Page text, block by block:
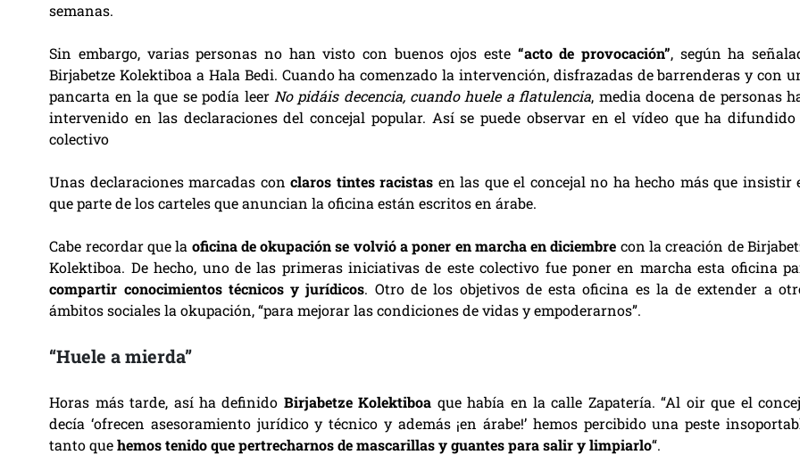
semanas.
Sin embargo, varias personas no han visto con buenos ojos este “acto de provocación”, según ha
Birjabetze Kolektiboa a Hala Bedi. Cuando ha comenzado la intervención, disfrazadas de barrenderas y con
pancarta en la que se podía leer No pidáis decencia, cuando huele a flatulencia, media docena de personas
intervenido en las declaraciones del concejal popular. Así se puede observar en el vídeo que ha difundido
colectivo
Unas declaraciones marcadas conclaros tintes racistas en las que el concejal no ha hecho más que insistir
que parte de los carteles que anuncian la oficina están escritos en árabe.
Cabe recordar que la oficina de okupación se volvió a poner en marcha en diciembre con la creación de
Kolektiboa. De hecho, uno de las primeras iniciativas de este colectivo fue poner en marcha esta oficina
compartir conocimientos técnicos y jurídicos. Otro de los objetivos de esta oficina es la de extender a
ámbitos sociales la okupación, “para mejorar las condiciones de vidas y empoderarnos”.
“Huele a mierda”
Horas más tarde, así ha definido Birjabetze Kolektiboa que había en la calle Zapatería. “Al oir que el
decía ‘ofrecen asesoramiento jurídico y técnico y además ¡en árabe!’ hemos percibido una peste
tanto quehemos tenido que pertrecharnos de mascarillas y guantes para salir y limpiarlo“.